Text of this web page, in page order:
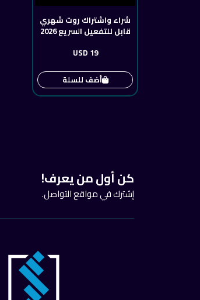
شراء واشتراك روت شهري
قابل للتفعيل السريع 2026
19 USD
أضف للسلة
كن أول من يعرف!
إشترك في مواقع التواصل.